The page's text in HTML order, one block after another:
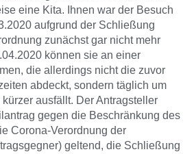
eine Kita. Ihnen war der Besuch
aufgrund der Schließung
zunächst gar nicht mehr
können sie an einer
die allerdings nicht die zuvor
abdeckt, sondern täglich um
ausfällt. Der Antragsteller
gegen die Beschränkung des
Corona-Verordnung der
geltend, die Schließung